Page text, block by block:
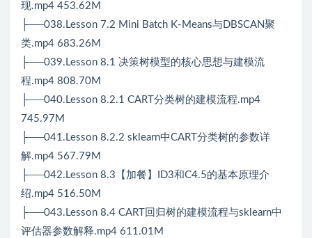
现.mp4 453.62M
├──038.Lesson 7.2 Mini Batch K-Means与DBSCAN聚
类.mp4 683.26M
├──039.Lesson 8.1 决策树模型的核心思想与建模流
程.mp4 808.70M
├──040.Lesson 8.2.1 CART分类树的建模流程.mp4
745.97M
├──041.Lesson 8.2.2 sklearn中CART分类树的参数详
解.mp4 567.79M
├──042.Lesson 8.3【加餐】ID3和C4.5的基本原理介
绍.mp4 516.50M
├──043.Lesson 8.4 CART回归树的建模流程与sklearn中
评估器参数解释.mp4 611.01M